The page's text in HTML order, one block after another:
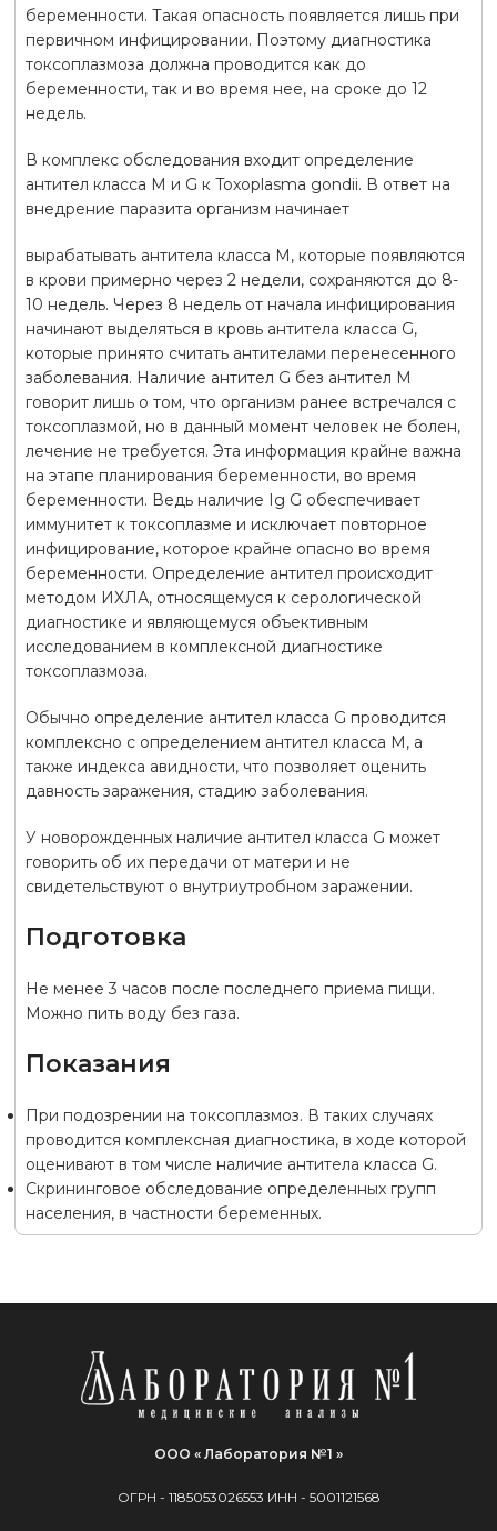
беременности. Такая опасность появляется лишь при
первичном инфицировании. Поэтому диагностика
токсоплазмоза должна проводится как до
беременности, так и во время нее, на сроке до 12
недель.
В комплекс обследования входит определение
антител класса М и G к Toxoplasma gondii. В ответ на
внедрение паразита организм начинает
вырабатывать антитела класса М, которые появляются
в крови примерно через 2 недели, сохраняются до 8-
10 недель. Через 8 недель от начала инфицирования
начинают выделяться в кровь антитела класса G,
которые принято считать антителами перенесенного
заболевания. Наличие антител G без антител М
говорит лишь о том, что организм ранее встречался с
токсоплазмой, но в данный момент человек не болен,
лечение не требуется. Эта информация крайне важна
на этапе планирования беременности, во время
беременности. Ведь наличие Ig G обеспечивает
иммунитет к токсоплазме и исключает повторное
инфицирование, которое крайне опасно во время
беременности. Определение антител происходит
методом ИХЛА, относящемуся к серологической
диагностике и являющемуся объективным
исследованием в комплексной диагностике
токсоплазмоза.
Обычно определение антител класса G проводится
комплексно с определением антител класса M, а
также индекса авидности, что позволяет оценить
давность заражения, стадию заболевания.
У новорожденных наличие антител класса G может
говорить об их передачи от матери и не
свидетельствуют о внутриутробном заражении.
Подготовка
Не менее 3 часов после последнего приема пищи.
Можно пить воду без газа.
Показания
При подозрении на токсоплазмоз. В таких случаях
проводится комплексная диагностика, в ходе которой
оценивают в том числе наличие антитела класса G.
Скрининговое обследование определенных групп
населения, в частности беременных.
ООО « Лаборатория №1 »
ОГРН - 1185053026553 ИНН - 5001121568